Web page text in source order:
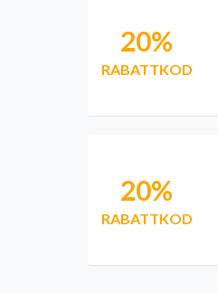
20%
RABATTKOD
20%
RABATTKOD